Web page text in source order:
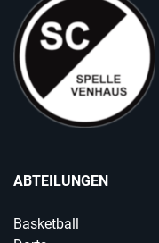
ABTEILUNGEN
Basketball